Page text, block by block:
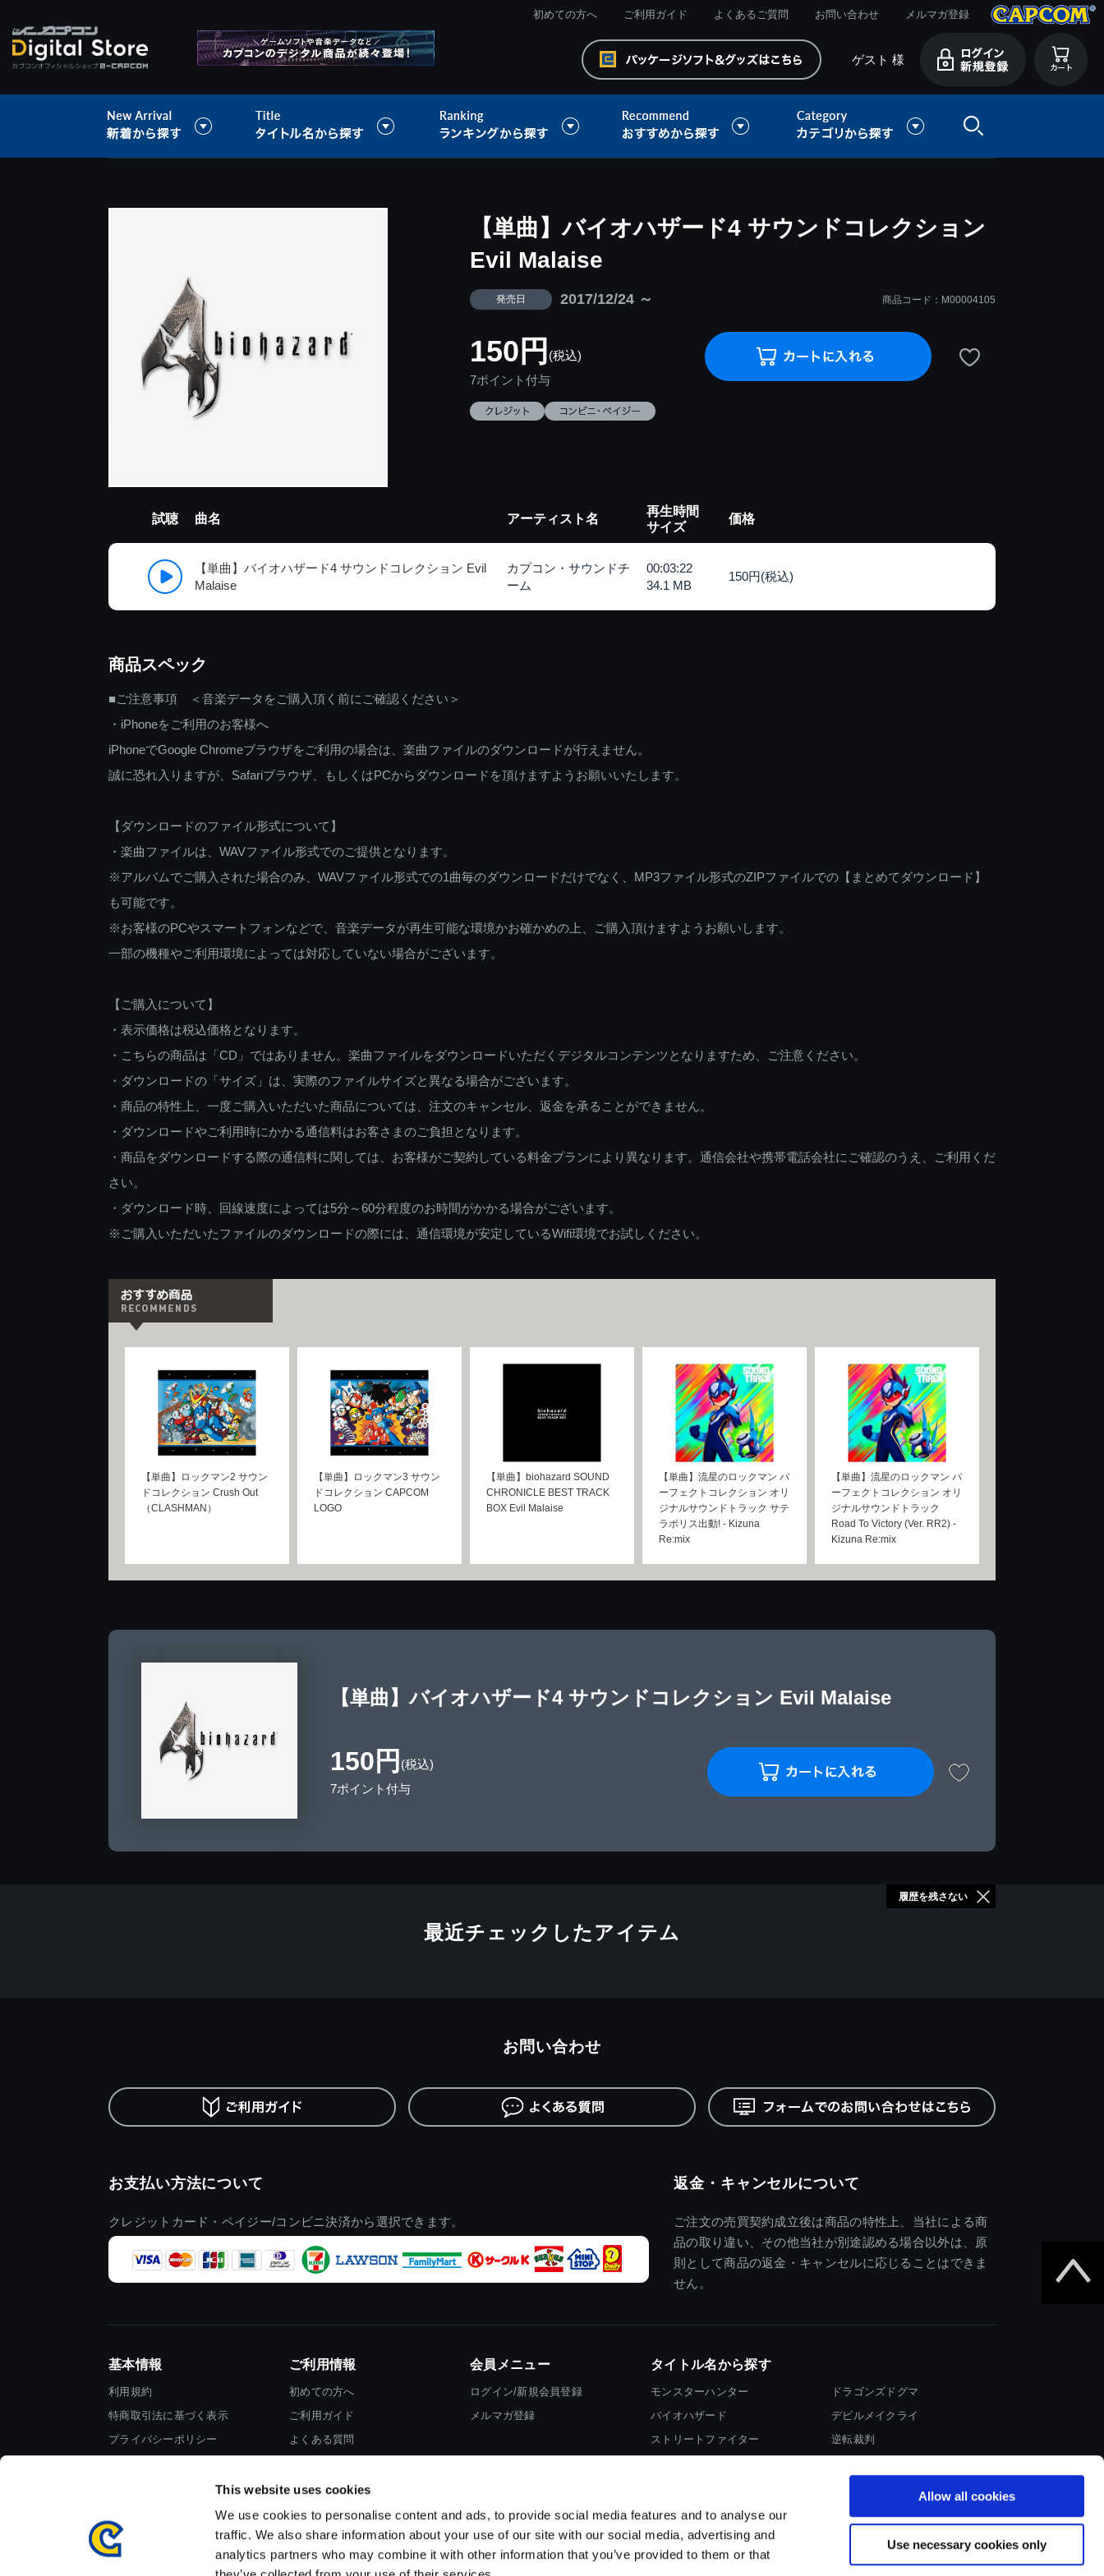
This website uses cookies
We use cookies to personalise content and ads, to provide social media features and to analyse our
traffic. We also share information about your use of our site with our social media, advertising and
analytics partners who may combine it with other information that you’ve provided to them or that
Allow all cookies
Use necessary cookies only
初めての方へ ご利用ガイド よくあるご質問 お問い合わせ メルマガ登録
ゲスト 様
> 音楽データ
【単曲】バイオハザード4 サウンドコレクション
Evil Malaise
発売日 2017/12/24 ～ 商品コード：M00004105
150円 (税込)
7ポイント付与
試聴 曲名 アーティスト名
再生時間
サイズ
価格
【単曲】バイオハザード4 サウンドコレクション Evil
Malaise
カプコン・サウンドチ
ーム
00:03:22
34.1 MB
150円(税込)
商品スペック
■ご注意事項 ＜音楽データをご購入頂く前にご確認ください＞
・iPhoneをご利用のお客様へ
iPhoneでGoogle Chromeブラウザをご利用の場合は、楽曲ファイルのダウンロードが行えません。
誠に恐れ入りますが、Safariブラウザ、もしくはPCからダウンロードを頂けますようお願いいたします。
【ダウンロードのファイル形式について】
・楽曲ファイルは、WAVファイル形式でのご提供となります。
※アルバムでご購入された場合のみ、WAVファイル形式での1曲毎のダウンロードだけでなく、MP3ファイル形式のZIPファイルでの【まとめてダウンロード】
も可能です。
※お客様のPCやスマートフォンなどで、音楽データが再生可能な環境かお確かめの上、ご購入頂けますようお願いします。
一部の機種やご利用環境によっては対応していない場合がございます。
【ご購入について】
・表示価格は税込価格となります。
・こちらの商品は「CD」ではありません。楽曲ファイルをダウンロードいただくデジタルコンテンツとなりますため、ご注意ください。
・ダウンロードの「サイズ」は、実際のファイルサイズと異なる場合がございます。
・商品の特性上、一度ご購入いただいた商品については、注文のキャンセル、返金を承ることができません。
・ダウンロードやご利用時にかかる通信料はお客さまのご負担となります。
・商品をダウンロードする際の通信料に関しては、お客様がご契約している料金プランにより異なります。通信会社や携帯電話会社にご確認のうえ、ご利用くだ
さい。
・ダウンロード時、回線速度によっては5分～60分程度のお時間がかかる場合がございます。
※ご購入いただいたファイルのダウンロードの際には、通信環境が安定しているWifi環境でお試しください。
【単曲】ロックマン2 サウン
ドコレクション Crush Out
（CLASHMAN）
【単曲】ロックマン3 サウン
ドコレクション CAPCOM
LOGO
【単曲】biohazard SOUND
CHRONICLE BEST TRACK
BOX Evil Malaise
【単曲】流星のロックマン パ
ーフェクトコレクション オリ
ジナルサウンドトラック サテ
ラポリス出動! - Kizuna
Re:mix
【単曲】流星のロックマン パ
ーフェクトコレクション オリ
ジナルサウンドトラック
Road To Victory (Ver. RR2) -
Kizuna Re:mix
【単曲】バイオハザード4 サウンドコレクション Evil Malaise
150円 (税込)
7ポイント付与
最近チェックしたアイテム
履歴を残さない
お支払い方法について
クレジットカード・ペイジー/コンビニ決済から選択できます。
返金・キャンセルについて
ご注文の売買契約成立後は商品の特性上、当社による商
品の取り違い、その他当社が別途認める場合以外は、原
則として商品の返金・キャンセルに応じることはできま
せん。
お問い合わせ
基本情報
利用規約
特商取引法に基づく表示
プライバシーポリシー
ご利用情報
初めての方へ
ご利用ガイド
よくある質問
会員メニュー
ログイン/新規会員登録
メルマガ登録
タイトル名から探す
モンスターハンター
バイオハザード
ストリートファイター
ドラゴンズドグマ
デビルメイクライ
逆転裁判